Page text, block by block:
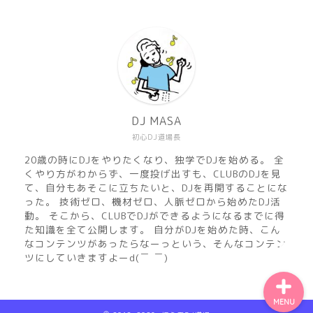
初心DJ道場長
DJ MASA
20歳の時にDJをやりたくなり、独学でDJを始める。 全
くやり方がわからず、一度投げ出すも、CLUBのDJを見
て、自分もあそこに立ちたいと、DJを再開することにな
った。 技術ゼロ、機材ゼロ、人脈ゼロから始めたDJ活
動。 そこから、CLUBでDJができるようになるまでに得
た知識を全て公開します。 自分がDJを始めた時、こん
なコンテンツがあったらなーっという、そんなコンテン
ツにしていきますよーd(￣ ￣)
MENU
マサのおすすめMusic
DJ MASA Mix